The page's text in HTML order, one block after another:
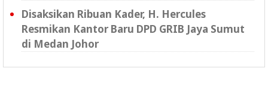
Disaksikan Ribuan Kader, H. Hercules
Resmikan Kantor Baru DPD GRIB Jaya Sumut
di Medan Johor